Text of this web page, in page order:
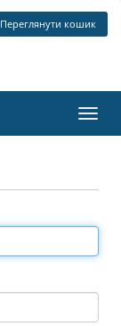
Переглянути кошик